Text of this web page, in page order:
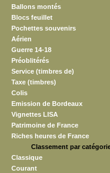
Ballons montés
Blocs feuillet
Pochettes souvenirs
Aérien
Guerre 14-18
Préoblitérés
Service (timbres de)
Taxe (timbres)
Colis
Emission de Bordeaux
Vignettes LISA
Patrimoine de France
Riches heures de France
Classement par
Classique
Courant